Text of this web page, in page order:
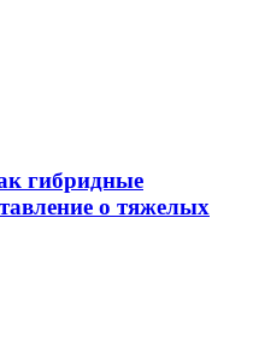
гибридные
о тяжелых